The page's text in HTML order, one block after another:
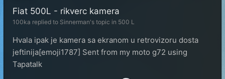
Fiat 500L - rikverc kamera
100ka replied to Sinnerman's topic in 500 L
Hvala ipak je kamera sa ekranom u retrovizoru dosta
jeftinija[emoji1787] Sent from my moto g72 using
Tapatalk